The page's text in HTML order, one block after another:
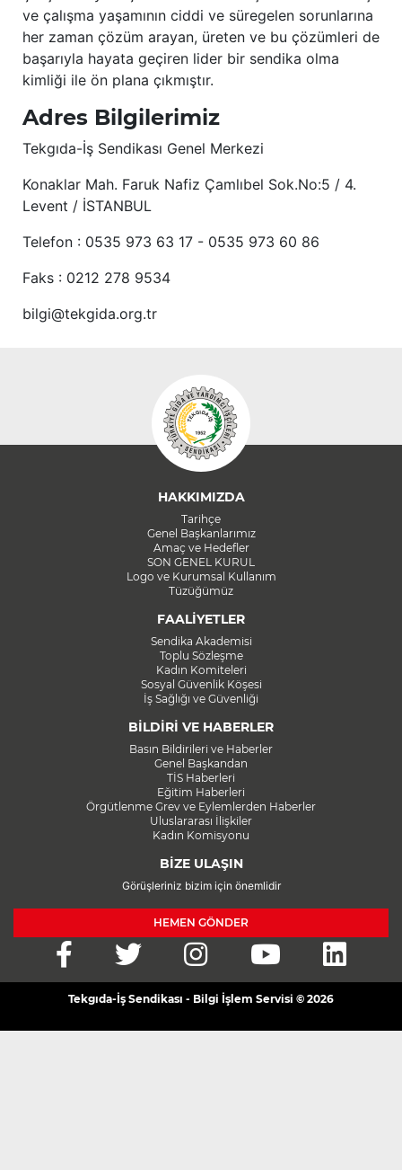
ve çalışma yaşamının ciddi ve süregelen sorunlarına
her zaman çözüm arayan, üreten ve bu çözümleri de
başarıyla hayata geçiren lider bir sendika olma
kimliği ile ön plana çıkmıştır.
Adres Bilgilerimiz
Tekgıda-İş Sendikası Genel Merkezi
Konaklar Mah. Faruk Nafiz Çamlıbel Sok.No:5 / 4.
Levent / İSTANBUL
Telefon : 0535 973 63 17 - 0535 973 60 86
Faks : 0212 278 9534
bilgi@tekgida.org.tr
HAKKIMIZDA
Tarihçe
Genel Başkanlarımız
Amaç ve Hedefler
SON GENEL KURUL
Logo ve Kurumsal Kullanım
Tüzüğümüz
FAALİYETLER
Sendika Akademisi
Toplu Sözleşme
Kadın Komiteleri
Sosyal Güvenlik Köşesi
İş Sağlığı ve Güvenliği
BİLDİRİ VE HABERLER
Basın Bildirileri ve Haberler
Genel Başkandan
TİS Haberleri
Eğitim Haberleri
Örgütlenme Grev ve Eylemlerden Haberler
Uluslararası İlişkiler
Kadın Komisyonu
BİZE ULAŞIN
Görüşleriniz bizim için önemlidir
HEMEN GÖNDER
Tekgıda-İş Sendikası - Bilgi İşlem Servisi © 2026